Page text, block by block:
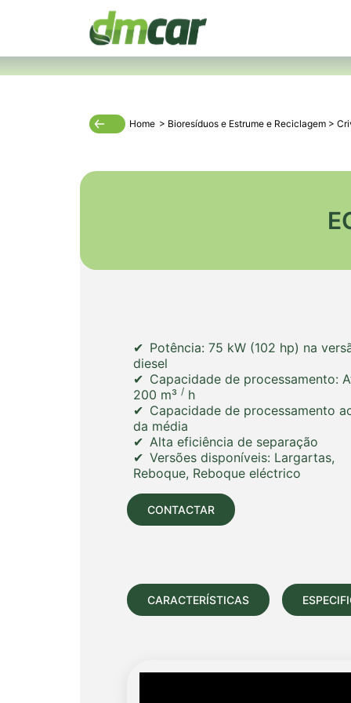
Home > Bioresíduos e Estrume e Reciclagem >
Potência: 75 kW (102 hp) na
diesel
Capacidade de processamento:
200 m³ / h
Capacidade de processamento
da média
Alta eficiência de separação
Versões disponíveis: Largartas,
Reboque, Reboque eléctrico
CONTACTAR
CARACTERÍSTICAS